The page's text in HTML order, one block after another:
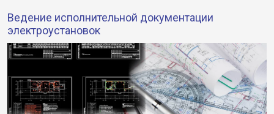
Ведение исполнительной документации
электроустановок